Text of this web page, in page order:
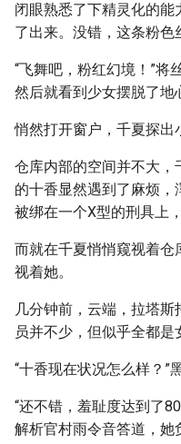
闭眼熟悉了下精灵化的
了出来。没错，这条粉色
“飞舞吧，粉红幻境！”将
然后就看到少女摆脱了地
悄然打开窗户，千夏探出
仓库内部的空间并不大
的十香显然遇到了麻烦，
被绑在一个X型的刑具上
而就在千夏悄悄窥视着
视着她。
几分钟前，云端，拉塔
员并不少，但似乎全都是
“十香现在状况怎么样？”
“还不错，羞耻度达到了
解析官村雨令音答道，